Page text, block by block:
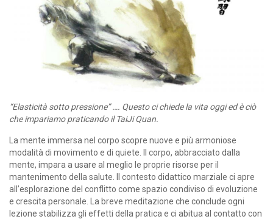
“Elasticità sotto pressione” …. Questo ci chiede la vita oggi ed è ciò
che impariamo praticando il TaiJi Quan.
La mente immersa nel corpo scopre nuove e più armoniose
modalità di movimento e di quiete. Il corpo, abbracciato dalla
mente, impara a usare al meglio le proprie risorse per il
mantenimento della salute. Il contesto didattico marziale ci apre
all’esplorazione del conflitto come spazio condiviso di evoluzione
e crescita personale. La breve meditazione che conclude ogni
lezione stabilizza gli effetti della pratica e ci abitua al contatto con